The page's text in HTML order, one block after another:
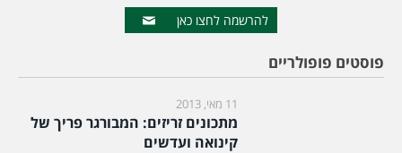
להרשמה לחצו כאן
פוסטים פופולריים
11 מאי, 2013
מתכונים זריזים: המבורגר פריך של
קינואה ועדשים